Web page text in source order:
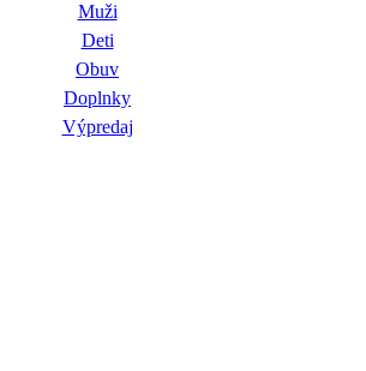
Muži
Deti
Obuv
Doplnky
Výpredaj